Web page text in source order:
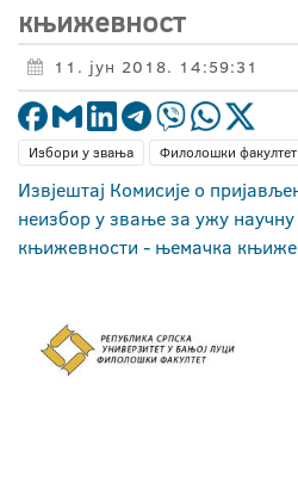
књижевност
11. јун 2018. 14:59:31
Избори у звања Филолошки факултет
Извјештај Комисије о
неизбор у звање за ужу
књижевности - њемачка